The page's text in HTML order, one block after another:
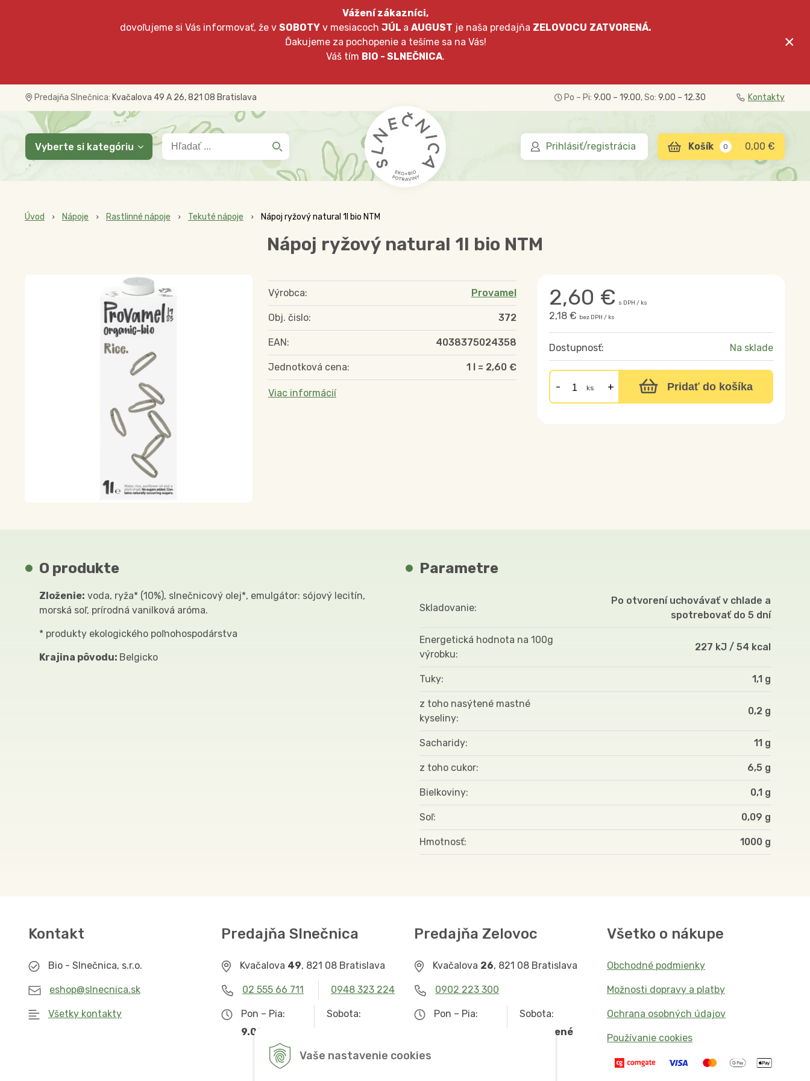
Vaše nastavenie cookies
Vážení zákazníci,
dovoľujeme si Vás informovať, že v SOBOTYv mesiacoch JÚL a AUGUST je naša predajňa ZELOVOCU ZATVORENÁ.
Ďakujeme za pochopenie a tešíme sa na Vás!
Váš tím BIO - SLNEČNICA.
×
Predajňa Slnečnica: Kvačalova 49 A 26, 821 08 Bratislava Po – Pi: 9.00 – 19.00, So: 9.00 – 12.30 Kontakty
Prihlásiť/registrácia 0,00 €
0
Úvod Nápoje Rastlinné nápoje Tekuté nápoje Nápoj ryžový natural 1l bio NTM
Nápoj ryžový natural 1l bio NTM
2,60 € s DPH / ks
2,18 € bez DPH / ks
Dostupnosť: Na sklade
ks Pridať do košíka
Výrobca: Provamel
Obj. čislo: 372
EAN: 4038375024358
Jednotková cena: 1 l = 2,60 €
Viac informácií
O produkte
Zloženie: voda, ryža* (10%), slnečnicový olej*, emulgátor: sójový lecitín,
morská soľ, prírodná vanilková aróma.
* produkty ekologického poľnohospodárstva
Krajina pôvodu: Belgicko
Parametre
Skladovanie
Po otvorení uchovávať v chlade a
spotrebovať do 5 dní
Energetická hodnota na 100g
výrobku
227 kJ / 54 kcal
Tuky 1,1 g
z toho nasýtené mastné
kyseliny
0,2 g
Sacharidy 11 g
z toho cukor 6,5 g
Bielkoviny 0,1 g
Soľ 0,09 g
Hmotnosť 1000
Vyberte si kategóriu
Kontakt
Bio - Slnečnica, s.r.o.
eshop@slnecnica.sk
Všetky kontakty
Predajňa Slnečnica
Kvačalova 49, 821 08 Bratislava
02 555 66 711 0948 323 224
Pon – Pia:
9.00 – 19.00
Sobota:
Predajňa Zelovoc
Kvačalova 26, 821 08 Bratislava
0902 223 300
Pon – Pia:
Sobota:
Zatvorené
Všetko o nákupe
Obchodné podmienky
Možnosti dopravy a platby
Ochrana osobných údajov
Používanie cookies